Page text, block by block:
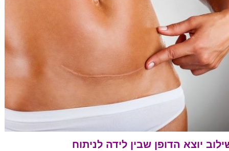
יוצא הדופן שבין לידה לניתוח